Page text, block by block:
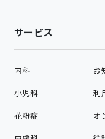
サービス
内科
小児科
花粉症
お
利
オ